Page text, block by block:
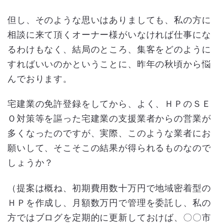
但し、そのような思いはありましても、私の方に
相談に来て頂くオーナー様がいなければ仕事にな
るわけもなく、結局のところ、集客をどのように
すればいいのかということに、昨年の秋頃から悩
んでおります。
宅建業の免許登録をしてから、よく、ＨＰのＳＥ
Ｏ対策等を謳った宅建業の支援業者からの営業が
多くなったのですが、実際、このような業者にお
願いして、そこそこの結果が得られるものなので
しょうか？
（提案は概ね、初期費用数十万円で地域密着型の
ＨＰを作成し、月額数万円で管理を委託し、私の
方ではブログを定期的に更新しておけば、〇〇市